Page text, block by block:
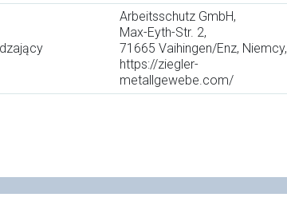
Arbeitsschutz GmbH,
Max-Eyth-Str. 2,
71665 Vaihingen/Enz, Niemcy,
https://ziegler-
metallgewebe.com/